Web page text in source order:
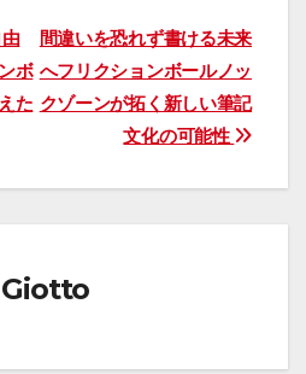
間違いを恐れず書ける未来
へフリクションボールノッ
クゾーンが拓く新しい筆記
文化の可能性
ボ
た
Giotto